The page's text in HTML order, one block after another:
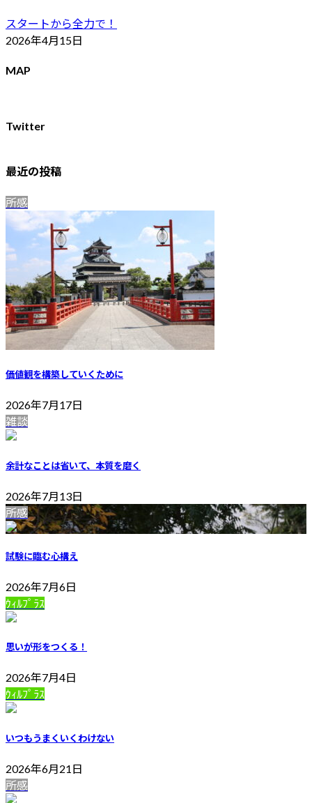
スタートから全力で！
2026年4月15日
MAP
Twitter
最近の投稿
所感
価値観を構築していくために
2026年7月17日
雑談
余計なことは省いて、本質を磨く
2026年7月13日
所感
試験に臨む心構え
2026年7月6日
ｳｨﾙﾌﾟﾗｽ
思いが形をつくる！
2026年7月4日
ｳｨﾙﾌﾟﾗｽ
いつもうまくいくわけない
2026年6月21日
所感